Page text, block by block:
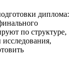
диплома:
по структуре,
исследования,